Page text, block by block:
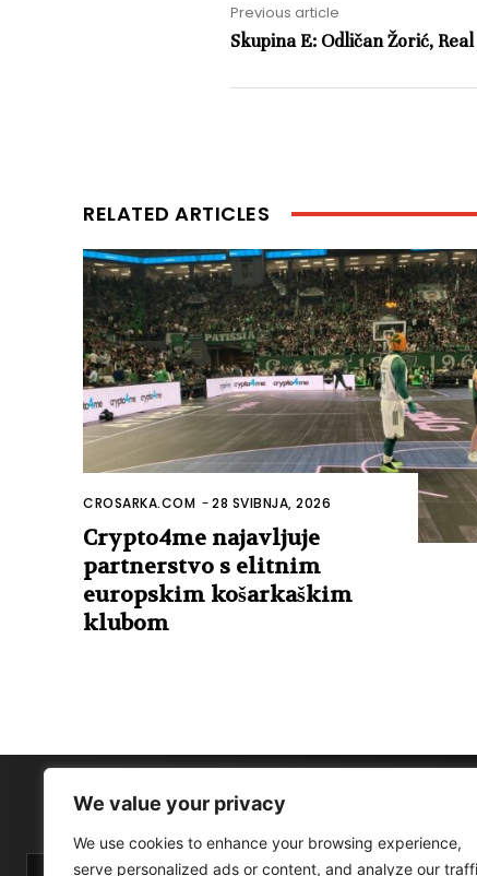
We value your privacy
We use cookies to enhance your browsing experience,
serve personalized ads or content, and analyze our
Previous article
Skupina E: Odličan Žorić,
RELATED ARTICLES
CROSARKA.COM -28 SVIBNJA, 2026
Crypto4me najavljuje
partnerstvo s elitnim
europskim košarkaškim
klubom